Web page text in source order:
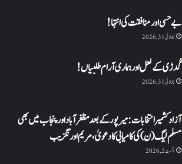
بے حسی اور منافقت کی انتہا !
جولائی 31, 2026
گُدڑی کے لعل اور ہماری آرام طلبیاں!
جولائی 31, 2026
آزاد کشمیر انتخابات: میرپور کے بعد مظفرآباد اور پنجاب میں بھی
مسلم لیگ (ن) کی کامیابی کا دعویٰ، مریم اورنگزیب
اگست 2, 2026